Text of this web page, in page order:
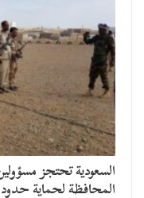
السعودية تحتجز
المحافظة لحماية